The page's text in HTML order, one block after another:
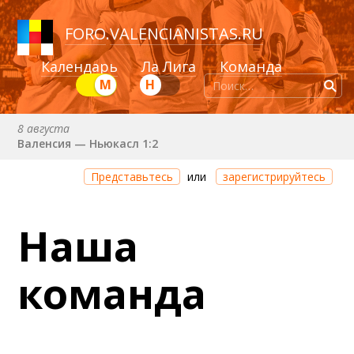
FORO.VALENCIANISTAS.RU
Календарь Ла Лига Команда
Н
М
8 августа
Валенсия — Ньюкасл 1:2
22 августа (сб) в 19:30 (исп)
Валенсия — Сельта
Валенсия — Бетис
30 августа (вс) в 19:30 (исп)
6 сентября (вс) в 16:15 (исп)
Представьтесь или зарегистрируйтесь
Наша
команда